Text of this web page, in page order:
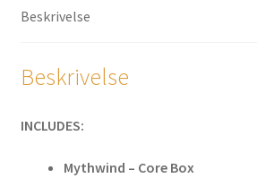
Beskrivelse
Beskrivelse
INCLUDES:
Mythwind – Core Box